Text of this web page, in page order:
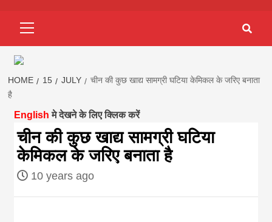
hindi
||madhesh
first hindi
magazine of
Nepal brings
HOME 15 JULY
चीन की कुछ खाद्य सामग्री घटिया केमिकल के जरिए बनाता
है
English मे देखने के लिए क्लिक करें
चीन की कुछ खाद्य सामग्री घटिया
केमिकल के जरिए बनाता है
10 years ago